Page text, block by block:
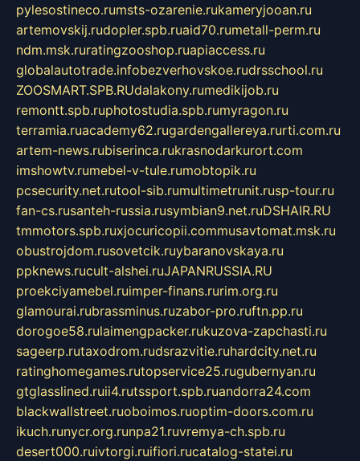
pylesostineco.rumsts-ozarenie.rukameryjooan.ru
artemovskij.rudopler.spb.ruaid70.rumetall-perm.ru
ndm.msk.ruratingzooshop.ruapiaccess.ru
globalautotrade.infobezverhovskoe.rudrsschool.ru
ZOOSMART.SPB.RUdalakony.rumedikijob.ru
remontt.spb.ruphotostudia.spb.rumyragon.ru
terramia.ruacademy62.rugardengallereya.rurti.com.ru
artem-news.rubiserinca.rukrasnodarkurort.com
imshowtv.rumebel-v-tule.rumobtopik.ru
pcsecurity.net.rutool-sib.rumultimetrunit.rusp-tour.ru
fan-cs.rusanteh-russia.rusymbian9.net.ruDSHAIR.RU
tmmotors.spb.ruxjocuricopii.commusavtomat.msk.ru
obustrojdom.rusovetcik.ruybaranovskaya.ru
ppknews.rucult-alshei.ruJAPANRUSSIA.RU
proekciyamebel.ruimper-finans.rurim.org.ru
glamourai.rubrassminus.ruzabor-pro.ruftn.pp.ru
dorogoe58.rulaimengpacker.rukuzova-zapchasti.ru
sageerp.rutaxodrom.rudsrazvitie.ruhardcity.net.ru
ratinghomegames.rutopservice25.rugubernyan.ru
gtglasslined.ruii4.rutssport.spb.ruandorra24.com
blackwallstreet.ruoboimos.ruoptim-doors.com.ru
ikuch.runycr.org.runpa21.ruvremya-ch.spb.ru
desert000.ruivtorgi.ruifiori.rucatalog-statei.ru